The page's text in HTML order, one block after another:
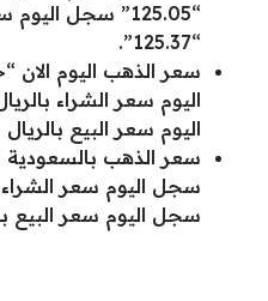
“125.05” سجل
“125.37”.
اليوم سعر البيع بالريال
سجل اليوم سعر البيع